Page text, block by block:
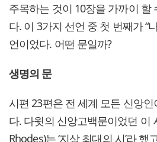
주목하는 것이 10장을 가까이 할
다. 이 3가지 선언 중 첫 번째가 “
언이었다. 어떤 문일까?
생명의 문
시편 23편은 전 세계 모든 신앙
다. 다윗의 신앙고백문이었던 이
Rhodes)는 ‘지상 최대의 시’라 했